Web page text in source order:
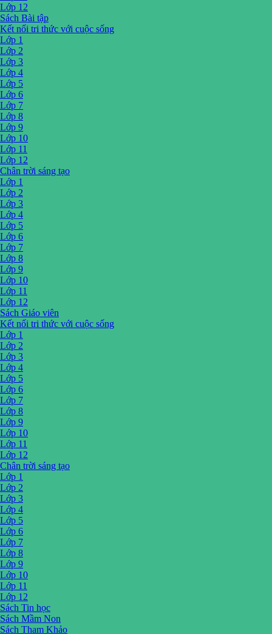
Lớp 12
Sách Bài tập
Kết nối tri thức với cuộc sống
Lớp 1
Lớp 2
Lớp 3
Lớp 4
Lớp 5
Lớp 6
Lớp 7
Lớp 8
Lớp 9
Lớp 10
Lớp 11
Lớp 12
Chân trời sáng tạo
Lớp 1
Lớp 2
Lớp 3
Lớp 4
Lớp 5
Lớp 6
Lớp 7
Lớp 8
Lớp 9
Lớp 10
Lớp 11
Lớp 12
Sách Giáo viên
Kết nối tri thức với cuộc sống
Lớp 1
Lớp 2
Lớp 3
Lớp 4
Lớp 5
Lớp 6
Lớp 7
Lớp 8
Lớp 9
Lớp 10
Lớp 11
Lớp 12
Chân trời sáng tạo
Lớp 1
Lớp 2
Lớp 3
Lớp 4
Lớp 5
Lớp 6
Lớp 7
Lớp 8
Lớp 9
Lớp 10
Lớp 11
Lớp 12
Sách Tin học
Sách Mầm Non
Sách Tham Khảo